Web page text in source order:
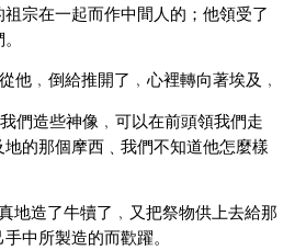
宗在一起而作中間人的；他領受了
他﹐倒給推開了﹐心裡轉向著埃及﹐
們造些神像﹐可以在前頭領我們走
的那個摩西﹑我們不知道他怎麼樣
地造了牛犢了﹐又把祭物供上去給那
中所製造的而歡躍。